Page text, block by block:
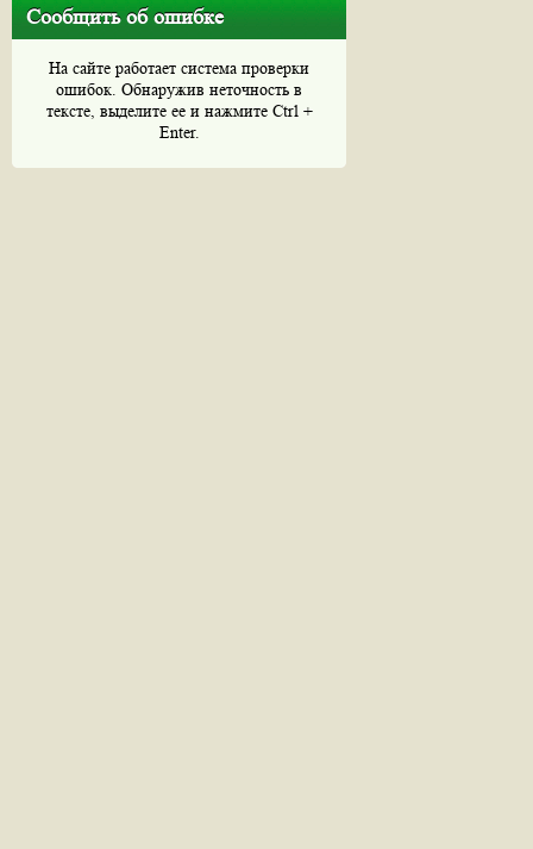
Сообщить об ошибке
На сайте работает система проверки
ошибок. Обнаружив неточность в
тексте, выделите ее и нажмите Ctrl +
Enter.